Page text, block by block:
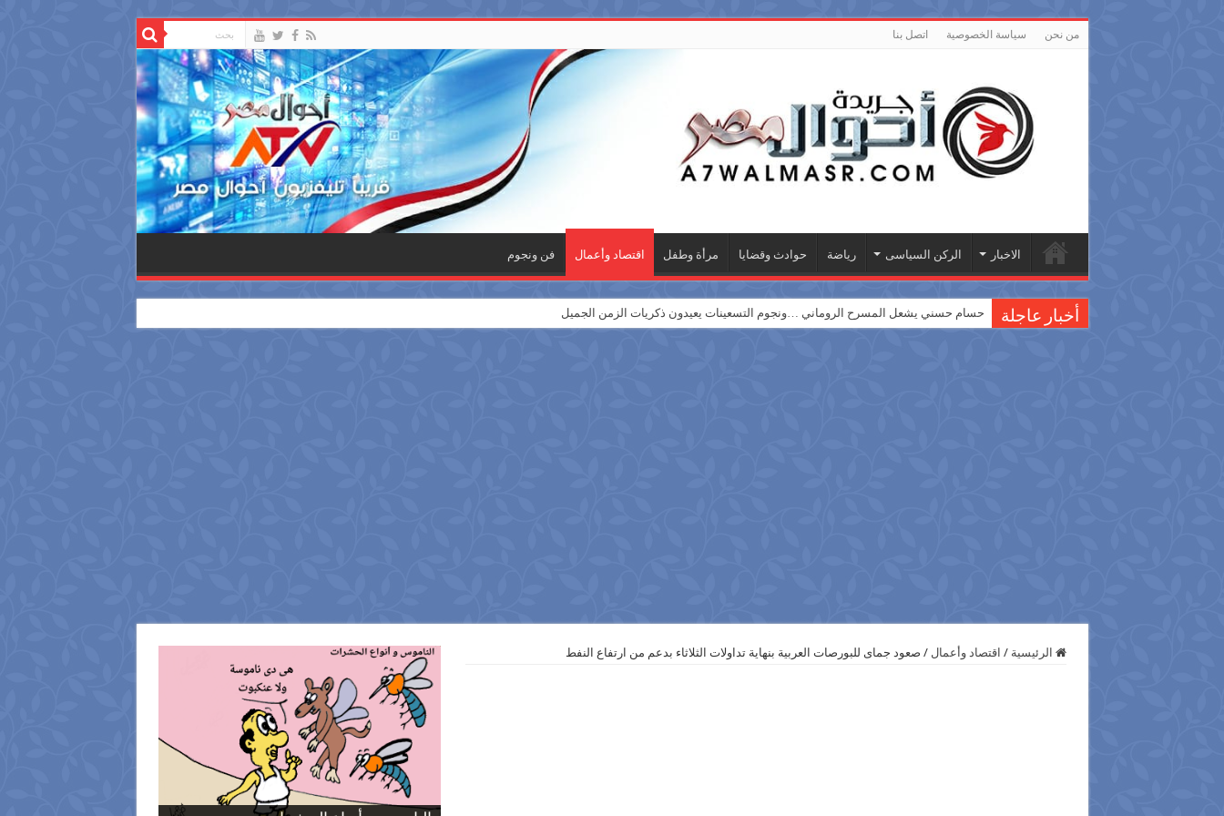
من نحن سياسة الخصوصية اتصل بنا
الاخبار الركن السياسى رياضة حوادث وقضايا مرأة وطفل اقتصاد وأعمال فن ونجوم
أخبار عاجلة حسام حسني يشعل المسرح الروماني …ونجوم التسعينات يعيدون ذكريات الزمن الجميل
الرئيسية / اقتصاد وأعمال / صعود جماى للبورصات العربية بنهاية تداولات الثلاثاء بدعم من ارتفاع ‫‏النفط‬